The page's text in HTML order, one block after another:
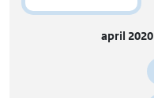
april 2020